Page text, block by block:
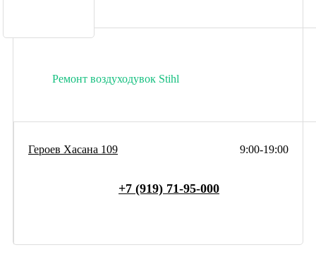
Ремонт воздуходувок Stihl
9:00-19:00
Героев Хасана 109
+7 (919) 71-95-000